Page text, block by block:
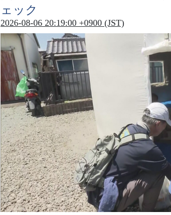
ェック
2026-08-06 20:19:00 +0900 (JST)